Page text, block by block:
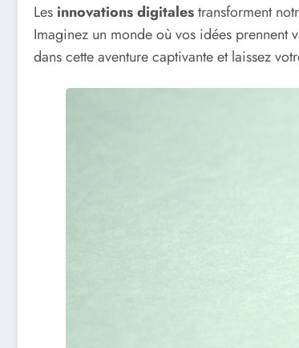
Les innovations digitalestransforment
Imaginez un monde où vos idées prennent
dans cette aventure captivante et laissez